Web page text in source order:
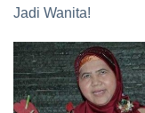
Jadi Wanita!